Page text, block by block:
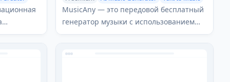
MusicAny — это передовой бесплатный
генератор музыки с использованием
ИИ, который позволяет пользователям
лицензированием без авторских прав,